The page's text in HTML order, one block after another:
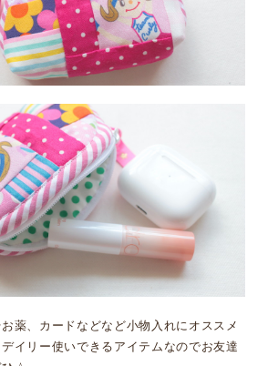
薬、カードなどなど小物入れにオススメ
イリー使いできるアイテムなのでお友達